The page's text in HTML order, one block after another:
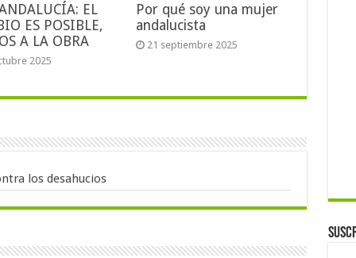
EL
ES POSIBLE,
A LA OBRA
2025
Por qué soy una mujer
andalucista
21 septiembre 2025
los desahucios